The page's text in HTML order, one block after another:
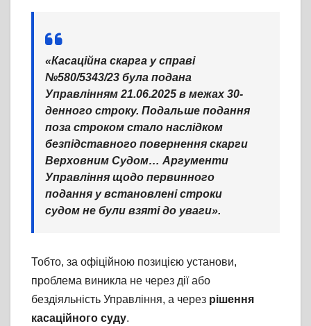
«Касаційна скарга у справі
№580/5343/23 була подана
Управлінням 21.06.2025 в межах 30-
денного строку. Подальше подання
поза строком стало наслідком
безпідставного повернення скарги
Верховним Судом… Аргументи
Управління щодо первинного
подання у встановлені строки
судом не були взяті до уваги».
Тобто, за офіційною позицією установи,
проблема виникла не через дії або
бездіяльність Управління, а через рішення
касаційного суду.